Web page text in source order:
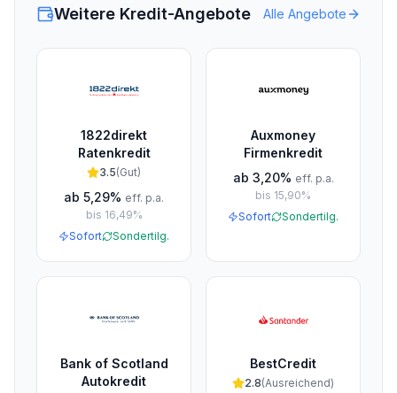
Weitere Kredit-Angebote Alle Angebote
1822direkt
Ratenkredit
3.5(Gut)
ab 5,29% eff. p.a.
bis 16,49%
Sofort
Sondertilg.
Auxmoney
Firmenkredit
ab 3,20% eff. p.a.
bis 15,90%
Sofort
Sondertilg.
Bank of Scotland
Autokredit
BestCredit
2.8(Ausreichend)